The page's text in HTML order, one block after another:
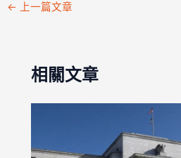
← 上一篇文章
相關文章